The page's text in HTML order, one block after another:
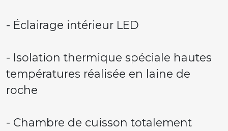
- Éclairage intérieur LED
- Isolation thermique spéciale hautes
températures réalisée en laine de
roche
- Chambre de cuisson totalement